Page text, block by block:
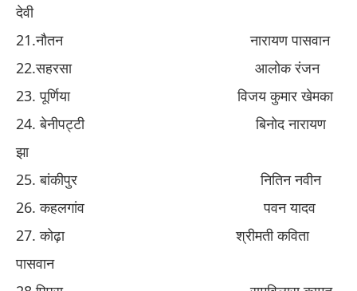
देवी
​21.​नौतन ​ ​नारायण पासवान
​22.​सहरसा
आलोक रंजन
​23. ​पूर्णिया ​ ​विजय कुमार खेमका
​24. ​बेनीपट्टी ​ ​बिनोद नारायण
झा
​25. ​बांकीपुर ​ ​नितिन नवीन
​26. ​कहलगांव ​ ​पवन यादव
​27. ​कोढ़ा ​ ​श्रीमती कविता
पासवान